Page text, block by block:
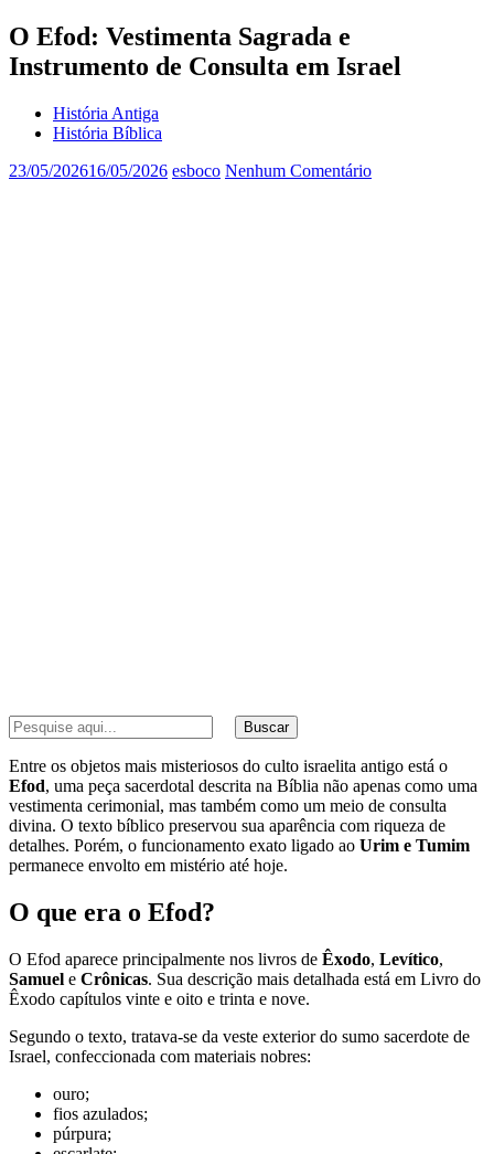
O Efod: Vestimenta Sagrada e
Instrumento de Consulta em Israel
História Antiga
História Bíblica
23/05/202616/05/2026 esboco Nenhum Comentário
Buscar
Entre os objetos mais misteriosos do culto israelita antigo está o
Efod, uma peça sacerdotal descrita na Bíblia não apenas como uma
vestimenta cerimonial, mas também como um meio de consulta
divina. O texto bíblico preservou sua aparência com riqueza de
detalhes. Porém, o funcionamento exato ligado ao Urim e Tumim
permanece envolto em mistério até hoje.
O que era o Efod?
O Efod aparece principalmente nos livros de Êxodo, Levítico,
Samuel e Crônicas. Sua descrição mais detalhada está em Livro do
Êxodo capítulos vinte e oito e trinta e nove.
Segundo o texto, tratava-se da veste exterior do sumo sacerdote de
Israel, confeccionada com materiais nobres:
ouro;
fios azulados;
púrpura;